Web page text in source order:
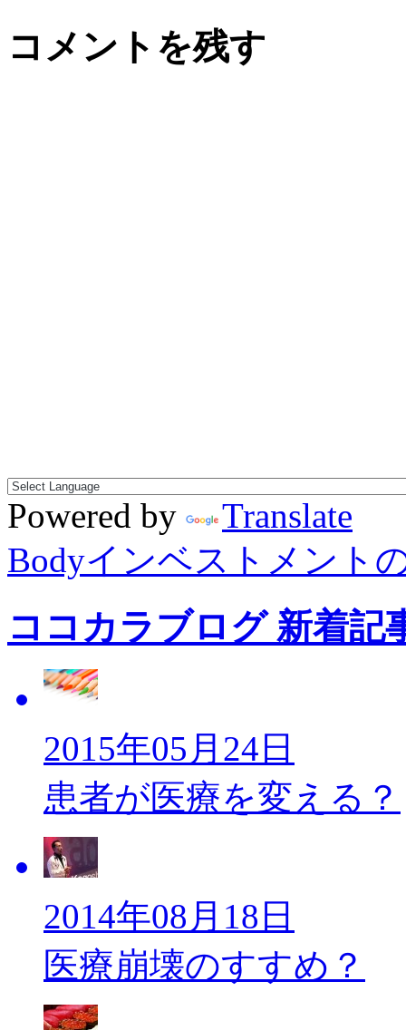
コメントを残す
Powered by
Translate
Bodyインベストメント
ココカラブログ 新着記
2015年05月24日
患者が医療を変える？
2014年08月18日
医療崩壊のすすめ？